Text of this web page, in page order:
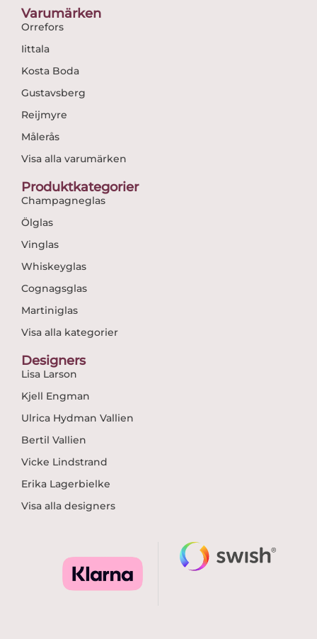
Varumärken
Orrefors
Iittala
Kosta Boda
Gustavsberg
Reijmyre
Målerås
Visa alla varumärken
Produktkategorier
Champagneglas
Ölglas
Vinglas
Whiskeyglas
Cognagsglas
Martiniglas
Visa alla kategorier
Designers
Lisa Larson
Kjell Engman
Ulrica Hydman Vallien
Bertil Vallien
Vicke Lindstrand
Erika Lagerbielke
Visa alla designers